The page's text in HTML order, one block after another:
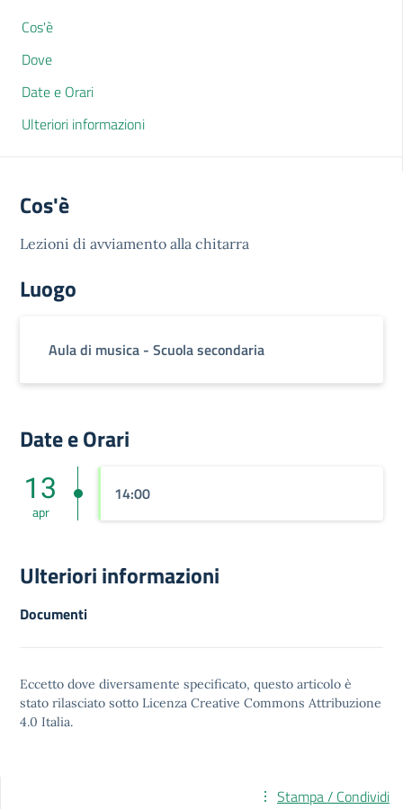
Cos'è
Dove
Date e Orari
Ulteriori informazioni
Cos'è
Lezioni di avviamento alla chitarra
Luogo
Aula di musica - Scuola secondaria
Date e Orari
13
apr
14:00
Ulteriori informazioni
Documenti
Eccetto dove diversamente specificato, questo articolo è
stato rilasciato sotto Licenza Creative Commons Attribuzione
4.0 Italia.
Stampa / Condividi